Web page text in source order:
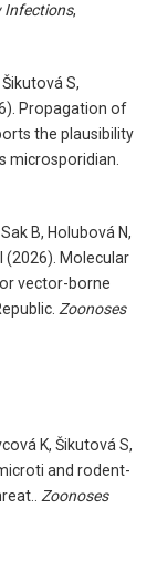
Infections,
S,
Propagation of
the plausibility
microsporidian.
B, Holubová N,
(2026). Molecular
vector-borne
Zoonoses
K, Šikutová S,
and rodent-
Zoonoses